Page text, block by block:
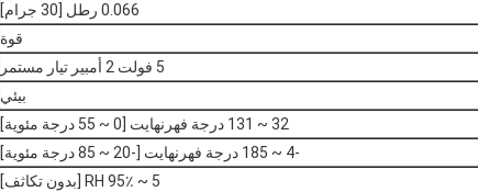
0.066 رطل [30 جرام]
قوة
5 فولت 2 أمبير تيار مستمر
بيئي
32 ~ 131 درجة فهرنهايت [0 ~ 55 درجة مئوية]
-4 ~ 185 درجة فهرنهايت [-20 ~ 85 درجة مئوية]
5 ~ 95٪ RH [بدون تكاثف]